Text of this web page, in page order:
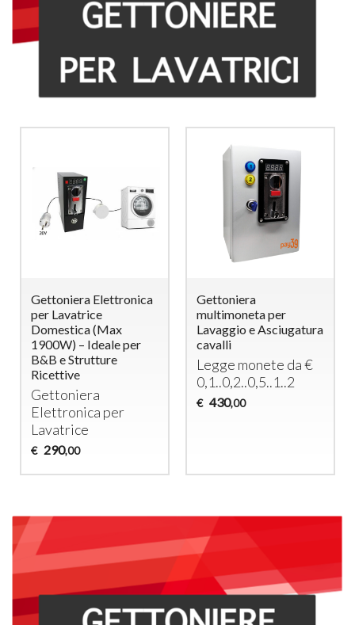
Gettoniera Elettronica
per Lavatrice
Domestica (Max
1900W) – Ideale per
B&B e Strutture
Ricettive
Gettoniera
Elettronica per
Lavatrice
€ 290,00
Gettoniera
multimoneta per
Lavaggio e Asciugatura
cavalli
Legge monete da €
0,1..0,2..0,5..1..2
€ 430,00